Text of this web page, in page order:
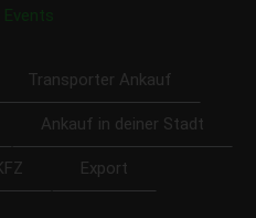
Transporter Ankauf
Ankauf in deiner Stadt
Export